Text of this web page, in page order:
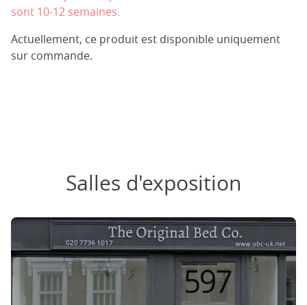
sont 10-12 semaines.
Actuellement, ce produit est disponible uniquement
sur commande.
Salles d'exposition